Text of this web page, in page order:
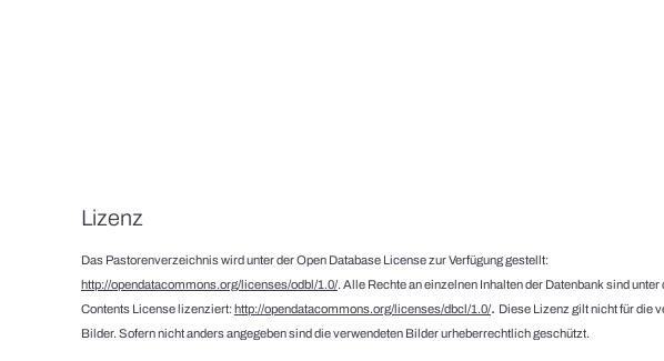
Lizenz
Das Pastorenverzeichnis wird unter der Open Database License zur Verfügung gestellt:
http://opendatacommons.org/licenses/odbl/1.0/. Alle Rechte an einzelnen Inhalten der Datenbank sind unter
Contents License lizenziert:http://opendatacommons.org/licenses/dbcl/1.0/. Diese Lizenz gilt nicht für die
Bilder. Sofern nicht anders angegeben sind die verwendeten Bilder urheberrechtlich geschützt.